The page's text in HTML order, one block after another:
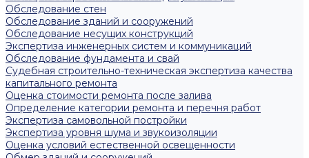
Обследование стен
Обследование зданий и сооружений
Обследование несущих конструкций
Экспертиза инженерных систем и коммуникаций
Обследование фундамента и свай
Судебная строительно-техническая экспертиза качества
капитального ремонта
Оценка стоимости ремонта после залива
Определение категории ремонта и перечня работ
Экспертиза самовольной постройки
Экспертиза уровня шума и звукоизоляции
Оценка условий естественной освещенности